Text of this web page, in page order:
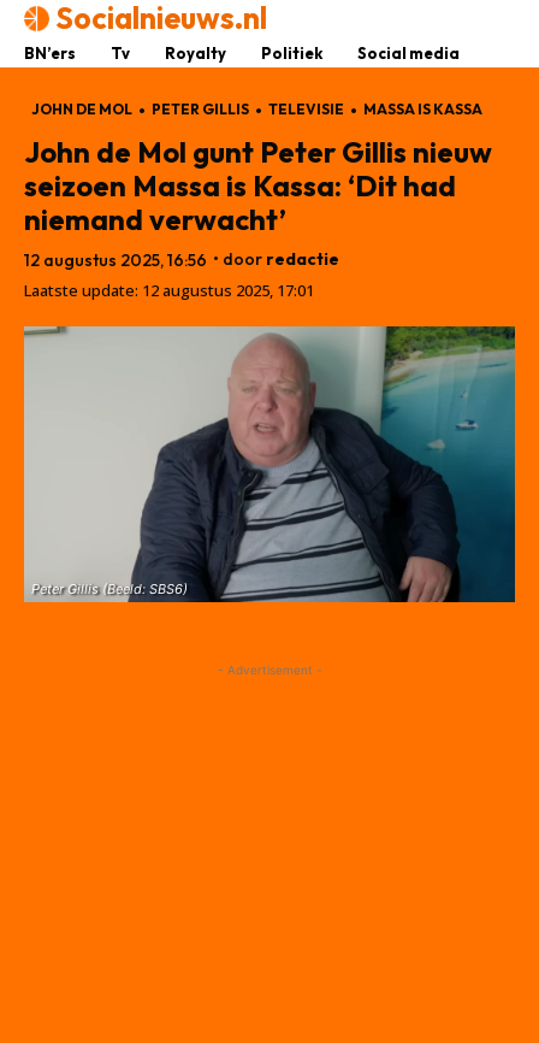
Socialnieuws.nl
BN’ers Tv Royalty Politiek Social media
JOHN DE MOL PETER GILLIS TELEVISIE MASSA IS KASSA
John de Mol gunt Peter Gillis nieuw
seizoen Massa is Kassa: ‘Dit had
niemand verwacht’
12 augustus 2025, 16:56 • door redactie
Laatste update: 12 augustus 2025, 17:01
Peter Gillis (Beeld: SBS6)
- Advertisement -